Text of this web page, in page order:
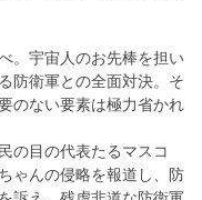
。宇宙人のお先棒を担い
防衛軍との全面対決。そ
のない要素は極力省かれ
の目の代表たるマスコ
ゃんの侵略を報道し、防